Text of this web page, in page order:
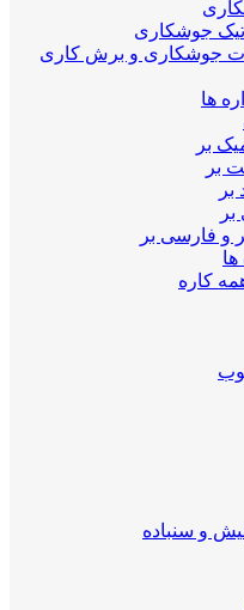
جوشکاری
جوشکاری و برش کاری
ها
بر
بر
و فارسی بر
ها
کاره
و سنباده